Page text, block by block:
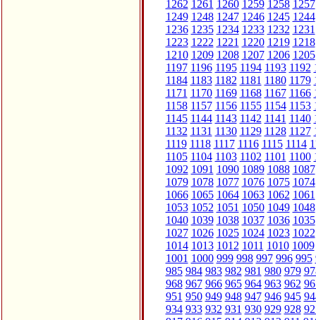
1262 1261 1260 1259 1258 1257
1249 1248 1247 1246 1245 1244
1236 1235 1234 1233 1232 1231
1223 1222 1221 1220 1219 1218
1210 1209 1208 1207 1206 1205
1197 1196 1195 1194 1193 1192
1184 1183 1182 1181 1180 1179
1171 1170 1169 1168 1167 1166
1158 1157 1156 1155 1154 1153
1145 1144 1143 1142 1141 1140
1132 1131 1130 1129 1128 1127
1119 1118 1117 1116 1115 1114
1105 1104 1103 1102 1101 1100
1092 1091 1090 1089 1088 1087
1079 1078 1077 1076 1075 1074
1066 1065 1064 1063 1062 1061
1053 1052 1051 1050 1049 1048
1040 1039 1038 1037 1036 1035
1027 1026 1025 1024 1023 1022
1014 1013 1012 1011 1010 1009
1001 1000 999 998 997 996 995
985 984 983 982 981 980 979
968 967 966 965 964 963 962
951 950 949 948 947 946 945
934 933 932 931 930 929 928